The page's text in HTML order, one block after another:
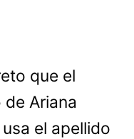
que el
Ariana
el apellido